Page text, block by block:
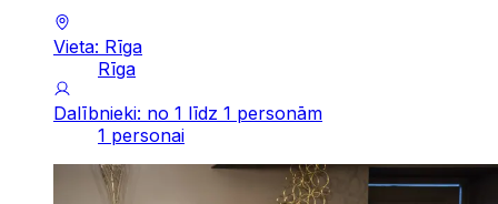
Vieta: Rīga
Rīga
Dalībnieki: no 1 līdz 1 personām
1 personai